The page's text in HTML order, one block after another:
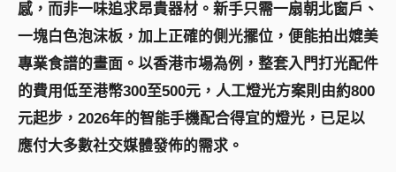
感，而非一味追求昂貴器材。新手只需一扇朝北窗戶、
一塊白色泡沫板，加上正確的側光擺位，便能拍出媲美
專業食譜的畫面。以香港市場為例，整套入門打光配件
的費用低至港幣300至500元，人工燈光方案則由約800
元起步，2026年的智能手機配合得宜的燈光，已足以
應付大多數社交媒體發佈的需求。